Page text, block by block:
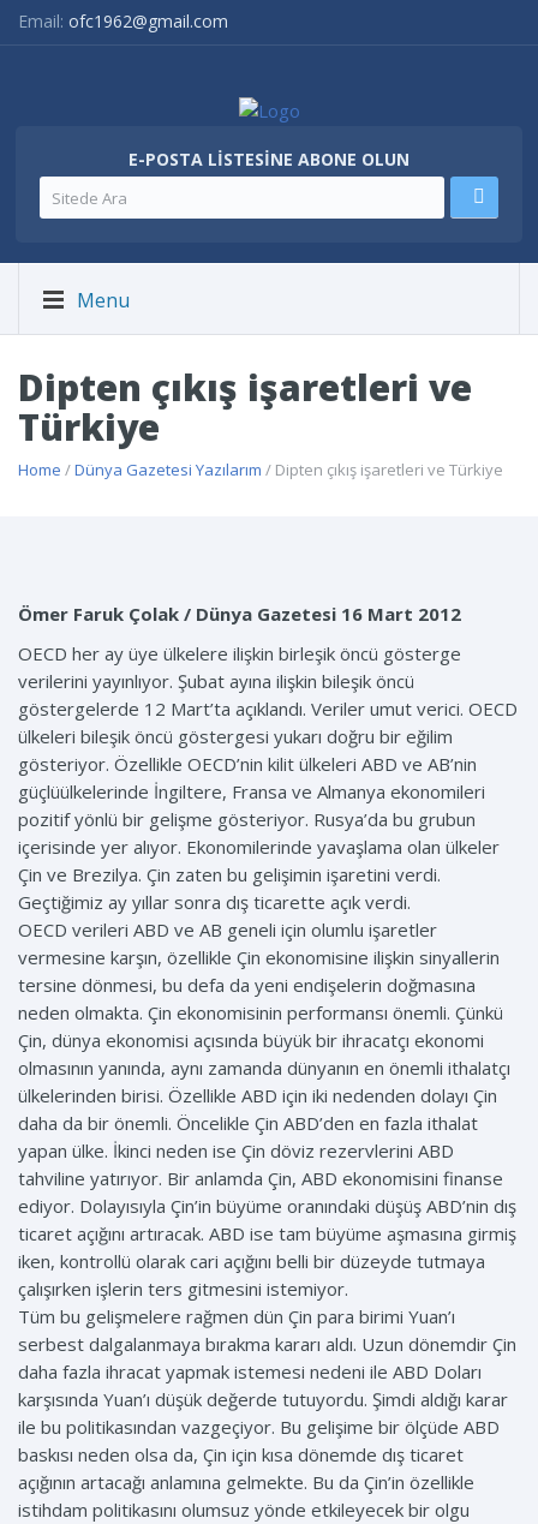
Email: ofc1962@gmail.com
E-POSTA LISTESINE ABONE OLUN
Menu
Dipten çıkış işaretleri ve
Türkiye
Home /Dünya Gazetesi Yazılarım / Dipten çıkış işaretleri ve Türkiye
Ömer Faruk Çolak / Dünya Gazetesi 16 Mart 2012
OECD her ay üye ülkelere ilişkin birleşik öncü gösterge
verilerini yayınlıyor. Şubat ayına ilişkin bileşik öncü
göstergelerde 12 Mart’ta açıklandı. Veriler umut verici. OECD
ülkeleri bileşik öncü göstergesi yukarı doğru bir eğilim
gösteriyor. Özellikle OECD’nin kilit ülkeleri ABD ve AB’nin
güçlüülkelerinde İngiltere, Fransa ve Almanya ekonomileri
pozitif yönlü bir gelişme gösteriyor. Rusya’da bu grubun
içerisinde yer alıyor. Ekonomilerinde yavaşlama olan ülkeler
Çin ve Brezilya. Çin zaten bu gelişimin işaretini verdi.
Geçtiğimiz ay yıllar sonra dış ticarette açık verdi.
OECD verileri ABD ve AB geneli için olumlu işaretler
vermesine karşın, özellikle Çin ekonomisine ilişkin sinyallerin
tersine dönmesi, bu defa da yeni endişelerin doğmasına
neden olmakta. Çin ekonomisinin performansı önemli. Çünkü
Çin, dünya ekonomisi açısında büyük bir ihracatçı ekonomi
olmasının yanında, aynı zamanda dünyanın en önemli ithalatçı
ülkelerinden birisi. Özellikle ABD için iki nedenden dolayı Çin
daha da bir önemli. Öncelikle Çin ABD’den en fazla ithalat
yapan ülke. İkinci neden ise Çin döviz rezervlerini ABD
tahviline yatırıyor. Bir anlamda Çin, ABD ekonomisini finanse
ediyor. Dolayısıyla Çin’in büyüme oranındaki düşüş ABD’nin dış
ticaret açığını artıracak. ABD ise tam büyüme aşmasına girmiş
iken, kontrollü olarak cari açığını belli bir düzeyde tutmaya
çalışırken işlerin ters gitmesini istemiyor.
Tüm bu gelişmelere rağmen dün Çin para birimi Yuan’ı
serbest dalgalanmaya bırakma kararı aldı. Uzun dönemdir Çin
daha fazla ihracat yapmak istemesi nedeni ile ABD Doları
karşısında Yuan’ı düşük değerde tutuyordu. Şimdi aldığı karar
ile bu politikasından vazgeçiyor. Bu gelişime bir ölçüde ABD
baskısı neden olsa da, Çin için kısa dönemde dış ticaret
açığının artacağı anlamına gelmekte. Bu da Çin’in özellikle
istihdam politikasını olumsuz yönde etkileyecek bir olgu